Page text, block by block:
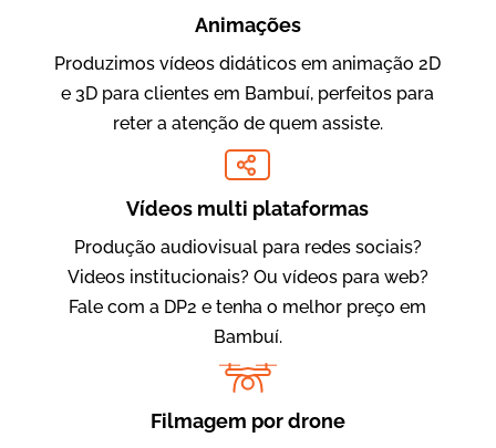
Amigo Edu
Animações
Produzimos vídeos didáticos em animação 2D
e 3D para clientes em Bambuí, perfeitos para
reter a atenção de quem assiste.
Vídeos multi plataformas
Produção audiovisual para redes sociais?
Videos institucionais? Ou vídeos para web?
Fale com a DP2 e tenha o melhor preço em
Bambuí.
Filmagem por drone